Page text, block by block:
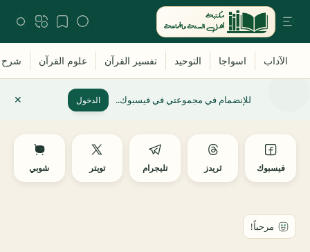
للإنضمام في مجموعتي في فيسبوك.. الدخول
فيسبوك ثريدز تليجرام تويتر شوبي